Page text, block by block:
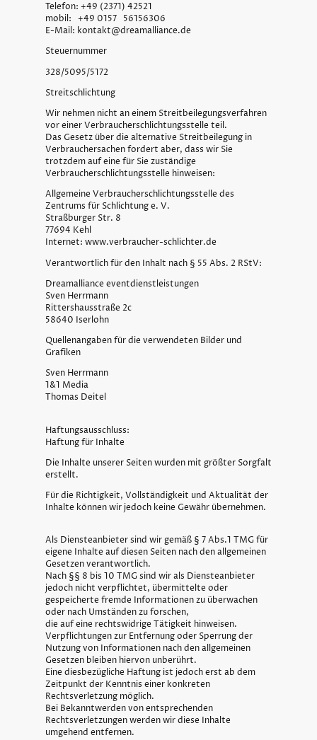
Telefon: +49 (2371) 42521
mobil: +49 0157 56156306
E-Mail: kontakt@dreamalliance.de
Steuernummer
328/5095/5172
Streitschlichtung
Wir nehmen nicht an einem Streitbeilegungsverfahren
vor einer Verbraucherschlichtungsstelle teil.
Das Gesetz über die alternative Streitbeilegung in
Verbrauchersachen fordert aber, dass wir Sie
trotzdem auf eine für Sie zuständige
Verbraucherschlichtungsstelle hinweisen:
Allgemeine Verbraucherschlichtungsstelle des
Zentrums für Schlichtung e. V.
Straßburger Str. 8
77694 Kehl
Internet: www.verbraucher-schlichter.de
Verantwortlich für den Inhalt nach § 55 Abs. 2 RStV:
Dreamalliance eventdienstleistungen
Sven Herrmann
Rittershausstraße 2c
58640 Iserlohn
Quellenangaben für die verwendeten Bilder und
Grafiken
Sven Herrmann
1&1 Media
Thomas Deitel
Haftungsausschluss:
Haftung für Inhalte
Die Inhalte unserer Seiten wurden mit größter Sorgfalt
erstellt.
Für die Richtigkeit, Vollständigkeit und Aktualität der
Inhalte können wir jedoch keine Gewähr übernehmen.
Als Diensteanbieter sind wir gemäß § 7 Abs.1 TMG für
eigene Inhalte auf diesen Seiten nach den allgemeinen
Gesetzen verantwortlich.
Nach §§ 8 bis 10 TMG sind wir als Diensteanbieter
jedoch nicht verpflichtet, übermittelte oder
gespeicherte fremde Informationen zu überwachen
oder nach Umständen zu forschen,
die auf eine rechtswidrige Tätigkeit hinweisen.
Verpflichtungen zur Entfernung oder Sperrung der
Nutzung von Informationen nach den allgemeinen
Gesetzen bleiben hiervon unberührt.
Eine diesbezügliche Haftung ist jedoch erst ab dem
Zeitpunkt der Kenntnis einer konkreten
Rechtsverletzung möglich.
Bei Bekanntwerden von entsprechenden
Rechtsverletzungen werden wir diese Inhalte
umgehend entfernen.